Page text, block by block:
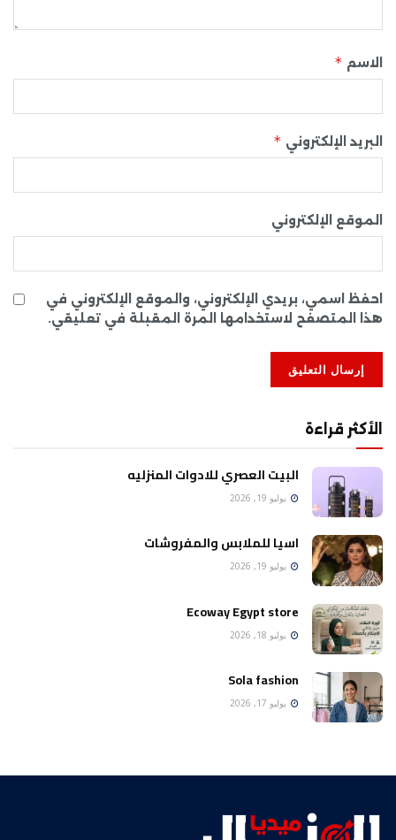
الاسم *
البريد الإلكتروني *
الموقع الإلكتروني
احفظ اسمي، بريدي الإلكتروني، والموقع الإلكتروني في
هذا المتصفح لاستخدامها المرة المقبلة في تعليقي.
الأكثر قراءة
البيت العصري للادوات المنزليه
يوليو 19, 2026
اسيا للملابس والمفروشات
يوليو 19, 2026
Ecoway Egypt store
يوليو 18, 2026
Sola fashion
يوليو 17, 2026